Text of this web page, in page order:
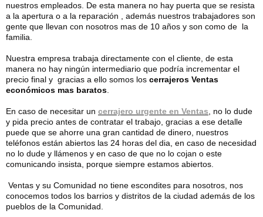
nuestros empleados. De esta manera no hay puerta que se resista
a la apertura o a la reparación , además nuestros trabajadores son
gente que llevan con nosotros mas de 10 años y son como de la
familia.
Nuestra empresa trabaja directamente con el cliente, de esta
manera no hay ningún intermediario que podría incrementar el
precio final y gracias a ello somos los cerrajeros Ventas
económicos mas baratos
En caso de necesitar un cerrajero urgente en Ventas , no lo dude
y pida precio antes de contratar el trabajo, gracias a ese detalle
puede que se ahorre una gran cantidad de dinero, nuestros
teléfonos están abiertos las 24 horas del dia, en caso de necesidad
no lo dude y llámenos y en caso de que no lo cojan o este
comunicando insista, porque siempre estamos abiertos.
Ventas y su Comunidad no tiene escondites para nosotros, nos
conocemos todos los barrios y distritos de la ciudad además de los
pueblos de la Comunidad.